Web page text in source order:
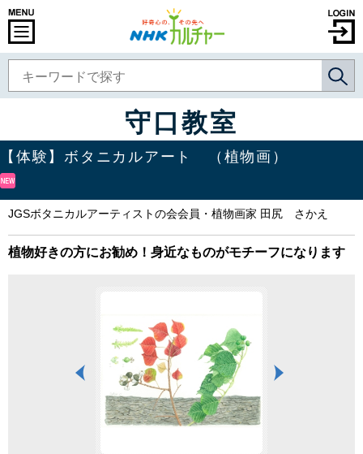
守口教室
【体験】ボタニカルアート （植物画）
JGSボタニカルアーティストの会会員・植物画家 田尻 さかえ
植物好きの方にお勧め！身近なものがモチーフになります